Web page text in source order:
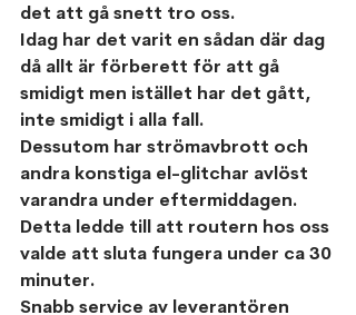
det att gå snett tro oss.
Idag har det varit en sådan där dag
då allt är förberett för att gå
smidigt men istället har det gått,
inte smidigt i alla fall.
Dessutom har strömavbrott och
andra konstiga el-glitchar avlöst
varandra under eftermiddagen.
Detta ledde till att routern hos oss
valde att sluta fungera under ca 30
minuter.
Snabb service av leverantören